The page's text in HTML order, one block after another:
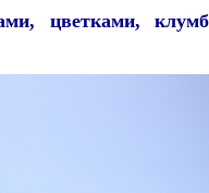
цветками,